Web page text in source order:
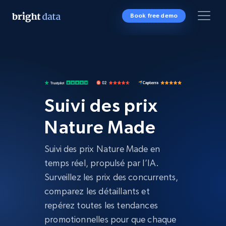
Book free demo
Suivi des prix
Nature Made
Suivi des prix Nature Made en
temps réel, propulsé par l’IA.
Surveillez les prix des concurrents,
comparez les détaillants et
repérez toutes les tendances
promotionnelles pour que chaque